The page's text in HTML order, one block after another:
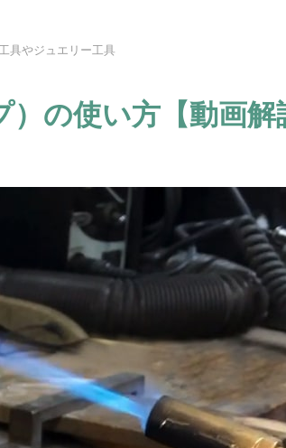
具やジュエリー工具
の使い方【動画解